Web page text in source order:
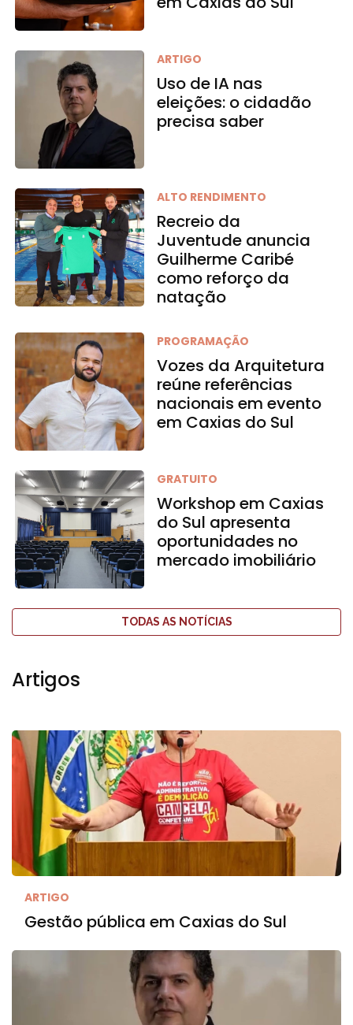
ARTIGO
Uso de IA nas
eleições: o cidadão
precisa saber
ALTO RENDIMENTO
Recreio da
Juventude anuncia
Guilherme Caribé
como reforço da
natação
PROGRAMAÇÃO
Vozes da Arquitetura
reúne referências
nacionais em evento
em Caxias do Sul
GRATUITO
Workshop em Caxias
do Sul apresenta
oportunidades no
mercado imobiliário
TODAS AS NOTÍCIAS
Artigos
ARTIGO
Gestão pública em Caxias do Sul